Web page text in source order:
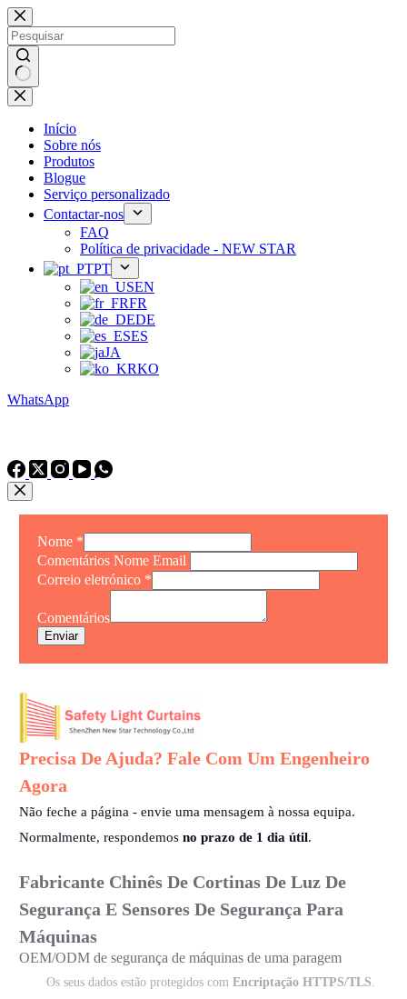
Saltar
para
o
conteúdo
Sem
resultados
Início
Sobre nós
Produtos
Blogue
Serviço personalizado
Contactar-nos
FAQ
Política de privacidade - NEW STAR
PT
EN
FR
DE
ES
JA
KO
WhatsApp
Nome *
Comentários Nome Email
Correio eletrónico *
Comentários
Enviar
Precisa De Ajuda? Fale Com Um Engenheiro
Agora
Não feche a página - envie uma mensagem à nossa equipa.
Normalmente, respondemosno prazo de 1 dia útil.
Fabricante Chinês De Cortinas De Luz De
Segurança E Sensores De Segurança Para
Máquinas
OEM/ODM de segurança de máquinas de uma paragem
Os seus dados estão protegidos com Encriptação HTTPS/TLS